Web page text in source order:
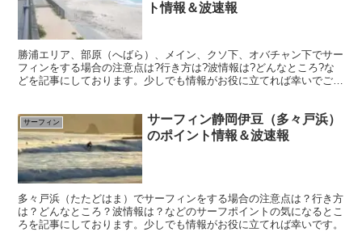
ト情報＆波速報
勝浦エリア、部原（へばら）、メイン、クソ下、オバチャン下でサー
フィンをする場合の注意点は?行き方は?波情報は?どんなところ?な
どを記事にしております。少しでも情報がお役に立てれば幸いでござ
サーフィン
サーフィン静岡伊豆（多々戸浜）
のポイント情報＆波速報
多々戸浜（たたどはま）でサーフィンをする場合の注意点は？行き方
は？どんなところ？波情報は？などのサーフポイントの気になるとこ
ろを記事にしております。少しでも情報がお役に立てれば幸いです。